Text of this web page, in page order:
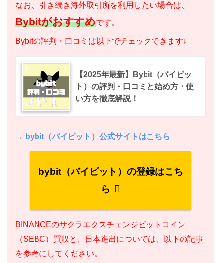
なお、引き続き海外取引所を利用したい場合は、
Bybitがおすすめです。
Bybitの評判・口コミは以下でチェックできます↓
【2025年最新】Bybit（バイビッ
ト）の評判・口コミと始め方・使
い方を徹底解説！
→ bybit（バイビット）公式サイトはこちら
bybit（バイビット）の登録はこち
ら
BINANCEのサクラエクスチェンジビットコイン
（SEBC）買収と、日本進出については、以下の記事
を参考にしてください。